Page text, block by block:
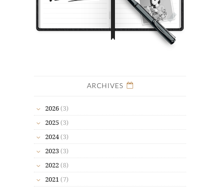
ARCHIVES
2026 (3)
2025 (3)
2024 (3)
2023 (3)
2022 (8)
2021 (7)